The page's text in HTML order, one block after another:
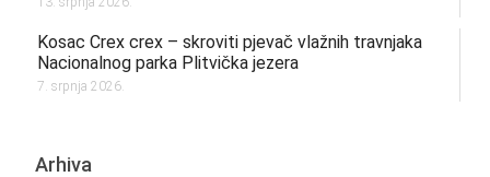
Kosac Crex crex – skroviti pjevač vlažnih travnjaka
Nacionalnog parka Plitvička jezera
7. srpnja 2026.
Arhiva